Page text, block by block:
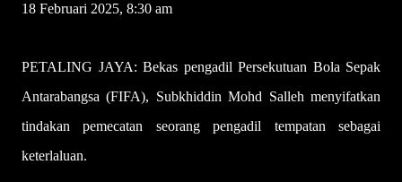
18 Februari 2025, 8:30 am
PETALING JAYA: Bekas pengadil Persekutuan Bola Sepak
Antarabangsa (FIFA), Subkhiddin Mohd Salleh menyifatkan
tindakan pemecatan seorang pengadil tempatan sebagai
keterlaluan.